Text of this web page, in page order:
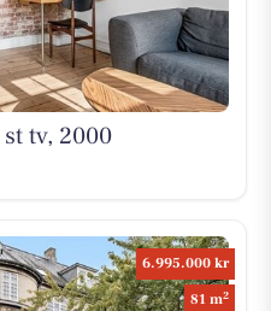
tv, 2000
6.995.000 kr
81 m2